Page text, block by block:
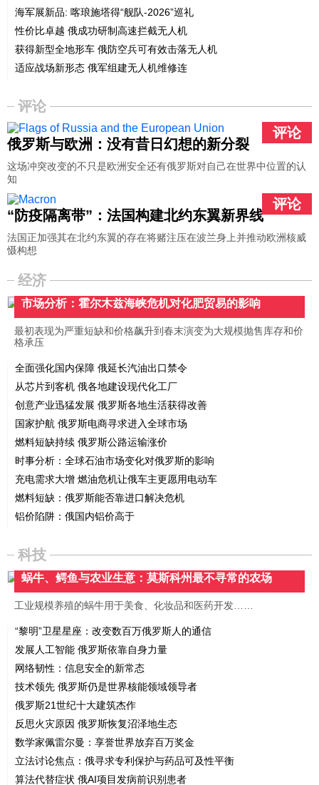
海军展新品: 喀琅施塔得“舰队-2026”巡礼
性价比卓越 俄成功研制高速拦截无人机
获得新型全地形车 俄防空兵可有效击落无人机
适应战场新形态 俄军组建无人机维修连
评论
评论
俄罗斯与欧洲：没有昔日幻想的新分裂
这场冲突改变的不只是欧洲安全还有俄罗斯对自己在世界中位置的认
知
评论
“防疫隔离带”：法国构建北约东翼新界线
法国正加强其在北约东翼的存在将赌注压在波兰身上并推动欧洲核威
慑构想
经济
市场分析：霍尔木兹海峡危机对化肥贸易的影响
最初表现为严重短缺和价格飙升到春末演变为大规模抛售库存和价
格承压
全面强化国内保障 俄延长汽油出口禁令
从芯片到客机 俄各地建设现代化工厂
创意产业迅猛发展 俄罗斯各地生活获得改善
国家护航 俄罗斯电商寻求进入全球市场
燃料短缺持续 俄罗斯公路运输涨价
时事分析：全球石油市场变化对俄罗斯的影响
充电需求大增 燃油危机让俄车主更愿用电动车
燃料短缺：俄罗斯能否靠进口解决危机
铝价陷阱：俄国内铝价高于
科技
蜗牛、鳄鱼与农业生意：莫斯科州最不寻常的农场
工业规模养殖的蜗牛用于美食、化妆品和医药开发……
“黎明”卫星星座：改变数百万俄罗斯人的通信
发展人工智能 俄罗斯依靠自身力量
网络韧性：信息安全的新常态
技术领先 俄罗斯仍是世界核能领域领导者
俄罗斯21世纪十大建筑杰作
反思火灾原因 俄罗斯恢复沼泽地生态
数学家佩雷尔曼：享誉世界放弃百万奖金
立法讨论焦点：俄寻求专利保护与药品可及性平衡
算法代替症状 俄AI项目发病前识别患者